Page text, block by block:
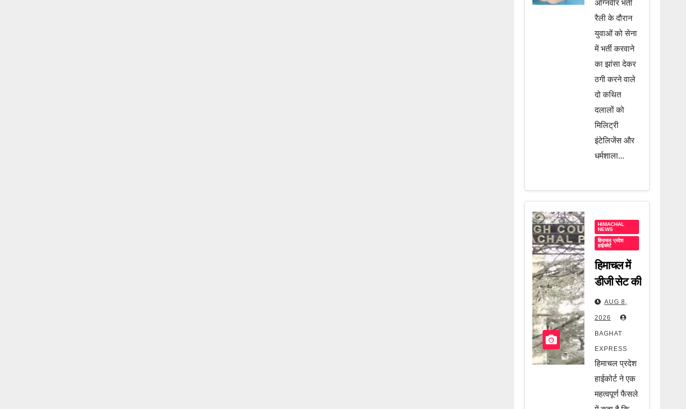
दिलाने के
नाम पर चल
रहा था खेल,
दो दलाल
गिरफ्तार,
जानें पूरी
खबर
अग्निवीर भर्ती
रैली के दौरान
युवाओं को सेना
में भर्ती करवाने
का झांसा देकर
ठगी करने वाले
दो कथित
दलालों को
मिलिट्री
इंटेलिजेंस और
धर्मशाला...
HIMACHAL
NEWS
हिमाचल प्रदेश
हाईकोर्ट
हिमाचल में
डीजी सेट की
बिजली पर
हाईकोर्ट का
बड़ा फैसला!
अब नहीं
वसूली जा
सकेगी
ड्यूटी, जानें
AUG 8,
2026
BAGHAT
EXPRESS
हिमाचल प्रदेश
हाईकोर्ट ने एक
महत्वपूर्ण फैसले